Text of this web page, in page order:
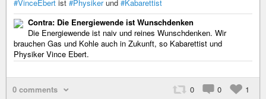
#VinceEbert ist #Physikerund #Kabarettist
Contra: Die Energiewende ist Wunschdenken
Die Energiewende ist naiv und reines Wunschdenken. Wir
brauchen Gas und Kohle auch in Zukunft, so Kabarettist und
Physiker Vince Ebert.
0 comments 0 0 1